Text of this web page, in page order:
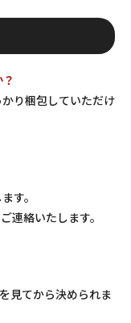
り梱包していただけ
す。
連絡いたします。
見てから決められま